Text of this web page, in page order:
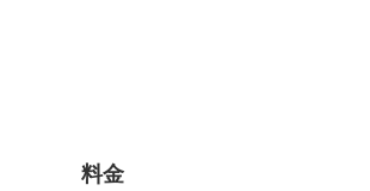
料金